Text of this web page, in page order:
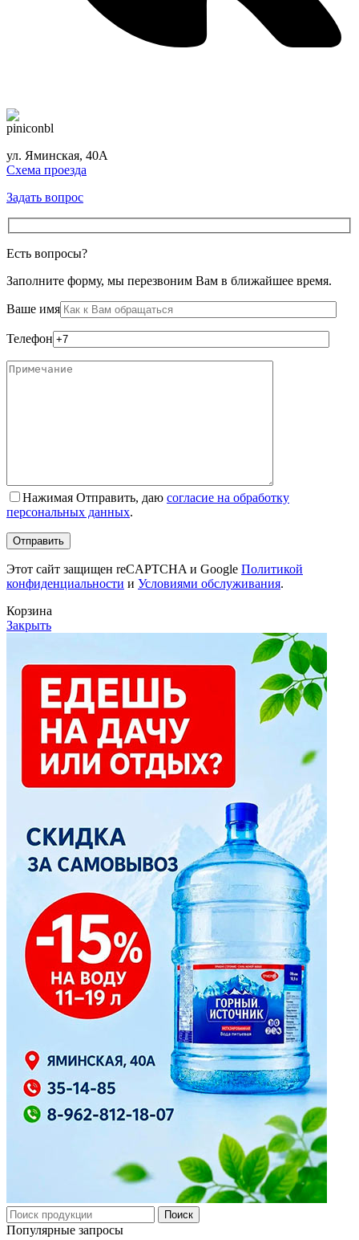
ул. Яминская, 40А
Схема проезда
Задать вопрос
Есть вопросы?
Заполните форму, мы перезвоним Вам в ближайшее время.
Ваше имя
Телефон
Нажимая Отправить, даю согласие на обработку
персональных данных.
Этот сайт защищен reCAPTCHA и Google Политикой
конфиденциальности и Условиями обслуживания.
Корзина
Закрыть
Поиск
Популярные запросы